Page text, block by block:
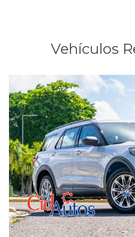
Vehículos